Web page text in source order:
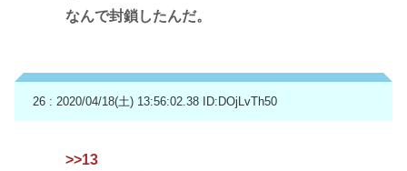
なんで封鎖したんだ。
26 : 2020/04/18(土) 13:56:02.38 ID:DOjLvTh50
>>13